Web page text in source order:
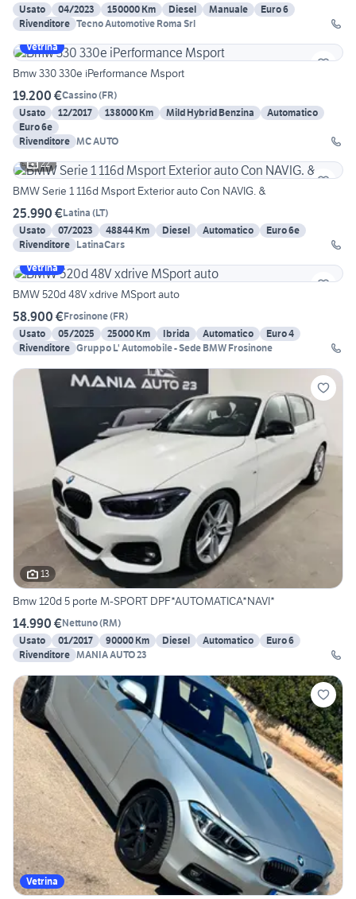
Usato 04/2023 150000 Km Diesel Manuale
Euro 6
Rivenditore Tecno Automotive Roma Srl
Vetrina
Bmw 330 330e iPerformance Msport
19.200 €Cassino(FR)
Usato
12/2017 138000 Km Mild Hybrid Benzina
Automatico
Euro 6e
Rivenditore MC AUTO
22
BMW Serie 1 116d Msport Exterior auto Con NAVIG. &
25.990 €Latina (LT)
Usato
07/2023 48844 Km Diesel Automatico
Euro 6e
Rivenditore LatinaCars
Vetrina
BMW 520d 48V xdrive MSport auto
58.900 €Frosinone(FR)
Usato
05/2025 25000 Km Ibrida Automatico
Euro 4
Rivenditore Gruppo L' Automobile - Sede BMW Frosinone
13
Bmw 120d 5 porte M-SPORT DPF*AUTOMATICA*NAVI*
14.990 €Nettuno(RM)
Usato
01/2017 90000 Km Diesel Automatico
Euro 6
Rivenditore MANIA AUTO 23
Vetrina